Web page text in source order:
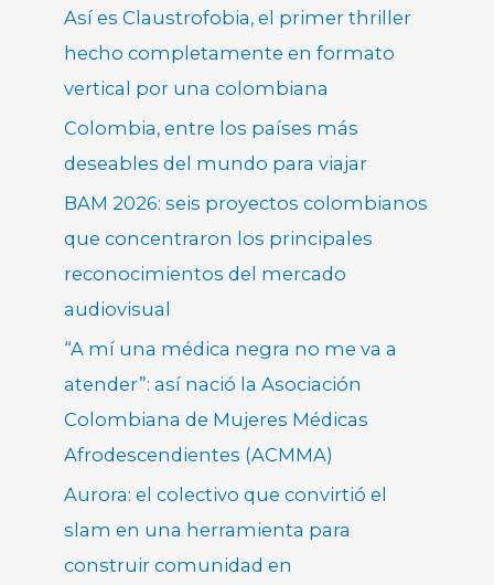
Así es Claustrofobia, el primer thriller
hecho completamente en formato
vertical por una colombiana
Colombia, entre los países más
deseables del mundo para viajar
BAM 2026: seis proyectos colombianos
que concentraron los principales
reconocimientos del mercado
audiovisual
“A mí una médica negra no me va a
atender”: así nació la Asociación
Colombiana de Mujeres Médicas
Afrodescendientes (ACMMA)
Aurora: el colectivo que convirtió el
slam en una herramienta para
construir comunidad en